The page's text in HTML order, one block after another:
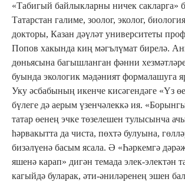
«Табигый байлыкларны ничек сакларга»
Татарстан галиме, зоолог, эколог,
докторы, Казан дәүләт университеты
Попов хакында киң мәгълүмат бирелә.
дөньясына багышланган фәнни
буында экологик мәдәният формалашуга
Уку әсбабының икенче кисәгендәге «Үз
бүлеге дә аерым үзенчәлеккә ия.
татар өенең эчке төзелешен тулысынча
һәрвакытта да чиста, пөхтә булуына,
бизәлүенә басым ясала. Ә «Һәркемгә
яшенә карап» дигән темада элек-электән
кагыйдә буларак, әти-әниләренең эшен